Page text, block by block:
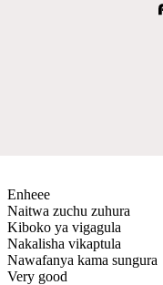
Enheee
Naitwa zuchu zuhura
Kiboko ya vigagula
Nakalisha vikaptula
Nawafanya kama sungura
Very good